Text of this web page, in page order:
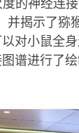
的神经连
并揭示了猕
对小鼠全
谱进行了